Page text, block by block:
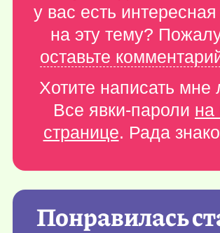
у вас есть
на эту тему?
оставьте
Хотите написать мне
Все явки-пароли на
странице. Рада
Понравилась